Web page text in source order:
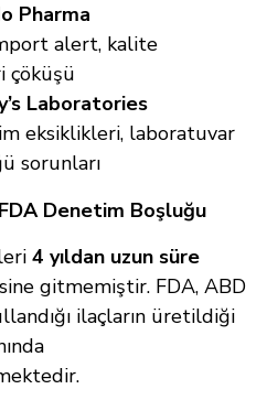
Pharma
alert, kalite
çöküşü
Laboratories
eksiklikleri, laboratuvar
sorunları
Denetim Boşluğu
4 yıldan uzun süre
gitmemiştir. FDA, ABD
ilaçların üretildiği